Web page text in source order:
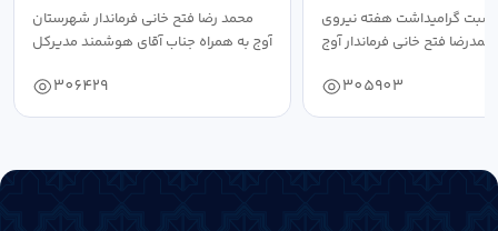
محمد رضا فتح خانی فرماندار شهرستان
آوج به همراه جناب آقای هوشمند مدیرکل
306429
گرامیداشت هفته نیروی
فتح خانی فرماندار آوج
305903